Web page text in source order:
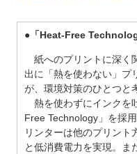
●「Heat-Free
紙へのプリントに深く
出に「熱を使わない」プ
が、環境対策のひとつと
熱を使わずにインクを
Free Technology」を採
リンターは他のプリント
と低消費電力を実現。ま